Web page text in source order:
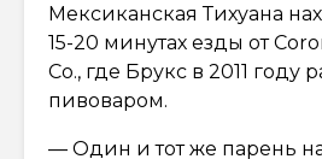
Мексиканская Тихуана
15-20 минутах езды от
Co., где Брукс в 2011 году
пивоваром.
— Один и тот же парень